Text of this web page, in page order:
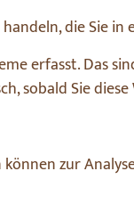
die Sie
erfasst. Das
sobald Sie
zur